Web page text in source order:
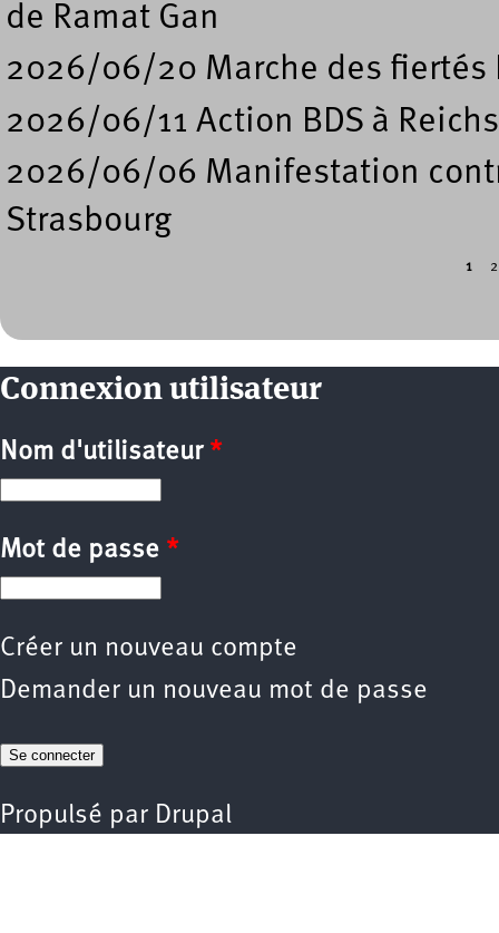
de Ramat Gan
2026/06/20 Marche des fiertés
2026/06/11 Action BDS à
2026/06/06 Manifestation
Strasbourg
1 2
Connexion utilisateur
Nom d'utilisateur *
Mot de passe *
Créer un nouveau compte
Demander un nouveau mot de passe
Propulsé par Drupal